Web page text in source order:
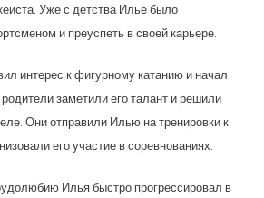
Уже с детства Илье было
и преуспеть в своей карьере.
интерес к фигурному катанию и начал
заметили его талант и решили
Они отправили Илью на тренировки к
его участие в соревнованиях.
Илья быстро прогрессировал в